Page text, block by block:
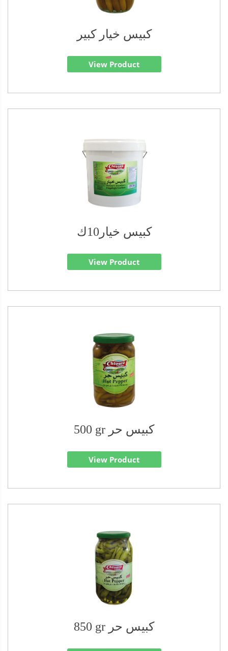
كبيس خيار كبير
View Product
كبيس خيار10ك
View Product
500 gr كبيس حر
View Product
850 gr كبيس حر